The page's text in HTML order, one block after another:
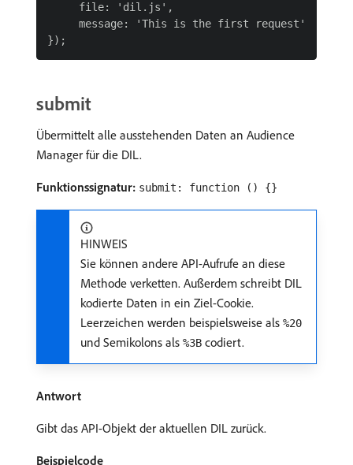
     file: 'dil.js',
     message: 'This is the first request'
submit
Übermittelt alle ausstehenden Daten an Audience
Manager für die DIL.
Funktionssignatur: submit: function () {}
HINWEIS
Sie können andere API-Aufrufe an diese
Methode verketten. Außerdem schreibt DIL
kodierte Daten in ein Ziel-Cookie.
Leerzeichen werden beispielsweise als %20
und Semikolons als %3B codiert.
Antwort
Gibt das API-Objekt der aktuellen DIL zurück.
Beispielcode